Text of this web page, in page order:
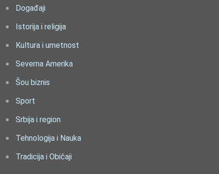
Događaji
Istorija i religija
Kultura i umetnost
Severna Amerika
Šou biznis
Sport
Srbija i region
Tehnologija i Nauka
Tradicija i Običaji